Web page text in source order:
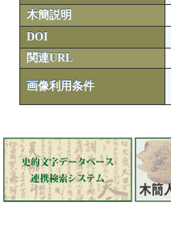
木簡説明
DOI
関連URL
画像利用条件